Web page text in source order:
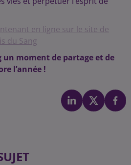
en ligne sur le site de
du Sang
un moment de partage et de
l’année !